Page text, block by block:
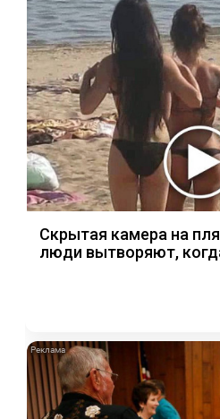
Скрытая камера на
люди вытворяют,